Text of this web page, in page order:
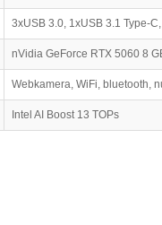
3xUSB 3.0, 1xUSB 3.1 Type-
nVidia GeForce RTX 5060 8
Webkamera, WiFi, bluetooth,
Intel AI Boost 13 TOPs